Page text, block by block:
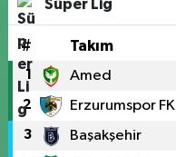
Süper Lig
# Takım
1 Amed
2 Erzurumspor FK
3 Başakşehir